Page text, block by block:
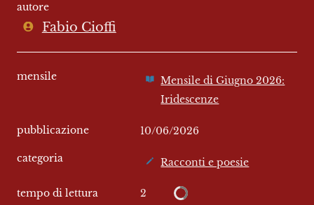
autore
Fabio Cioffi
mensile
Mensile di Giugno 2026:
Iridescenze
pubblicazione 10/06/2026
categoria Racconti e poesie
tempo di lettura 2